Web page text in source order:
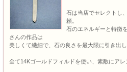
石は当店でセレクトし
頼。
石のエネルギーと特徴
さんの作品は
美しくて繊細で、石の良さを最大限に引き出し
全て14Kゴールドフィルドを使い、素敵にアレ